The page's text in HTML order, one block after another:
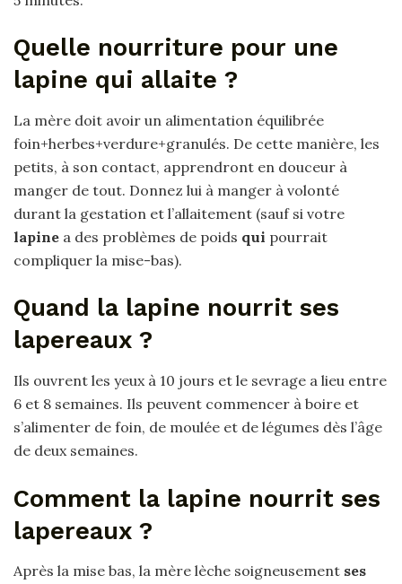
Quelle nourriture pour une
lapine qui allaite ?
La mère doit avoir un alimentation équilibrée
foin+herbes+verdure+granulés. De cette manière, les
petits, à son contact, apprendront en douceur à
manger de tout. Donnez lui à manger à volonté
durant la gestation et l’allaitement (sauf si votre
lapine a des problèmes de poids qui pourrait
compliquer la mise-bas).
Quand la lapine nourrit ses
lapereaux ?
Ils ouvrent les yeux à 10 jours et le sevrage a lieu entre
6 et 8 semaines. Ils peuvent commencer à boire et
s’alimenter de foin, de moulée et de légumes dès l’âge
de deux semaines.
Comment la lapine nourrit ses
lapereaux ?
Après la mise bas, la mère lèche soigneusement ses